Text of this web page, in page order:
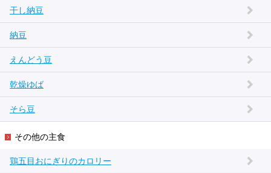
干し納豆
納豆
えんどう豆
乾燥ゆば
そら豆
その他の主食
鶏五目おにぎりのカロリー